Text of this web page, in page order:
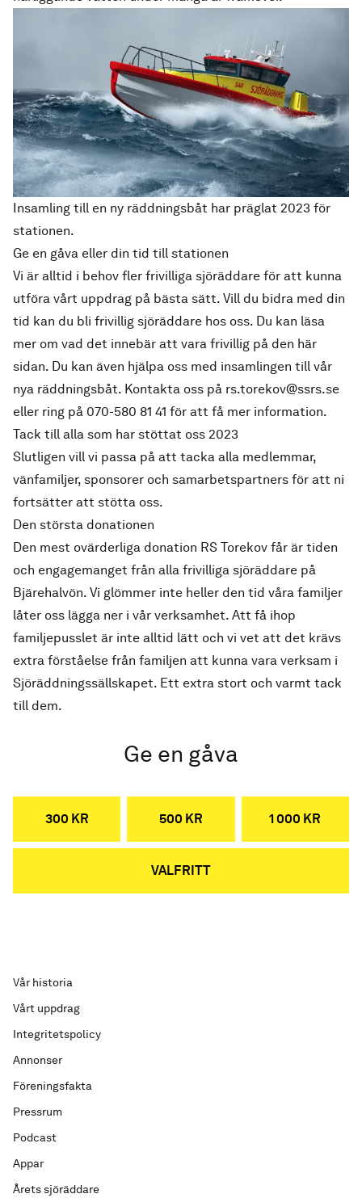
Insamling till en ny räddningsbåt har präglat 2023 för
stationen.
Ge en gåva eller din tid till stationen
Vi är alltid i behov fler frivilliga sjöräddare för att kunna
utföra vårt uppdrag på bästa sätt. Vill du bidra med din
tid kan du bli frivillig sjöräddare hos oss. Du kan läsa
mer om vad det innebär att vara frivillig på den här
sidan. Du kan även hjälpa oss med insamlingen till vår
nya räddningsbåt. Kontakta oss på rs.torekov@ssrs.se
eller ring på 070-580 81 41 för att få mer information.
Tack till alla som har stöttat oss 2023
Slutligen vill vi passa på att tacka alla medlemmar,
vänfamiljer, sponsorer och samarbetspartners för att ni
fortsätter att stötta oss.
Den största donationen
Den mest ovärderliga donation RS Torekov får är tiden
och engagemanget från alla frivilliga sjöräddare på
Bjärehalvön. Vi glömmer inte heller den tid våra familjer
låter oss lägga ner i vår verksamhet. Att få ihop
familjepusslet är inte alltid lätt och vi vet att det krävs
extra förståelse från familjen att kunna vara verksam i
Sjöräddningssällskapet. Ett extra stort och varmt tack
till dem.
Ge en gåva
300 KR 500 KR 1 000 KR
VALFRITT
Vår historia
Vårt uppdrag
Integritetspolicy
Annonser
Föreningsfakta
Pressrum
Podcast
Appar
Årets sjöräddare